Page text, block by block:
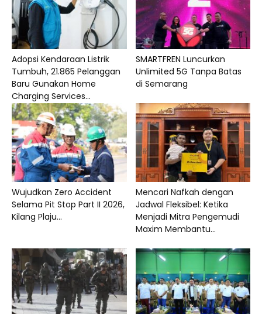
Adopsi Kendaraan Listrik
Tumbuh, 21.865 Pelanggan
Baru Gunakan Home
Charging Services...
SMARTFREN Luncurkan
Unlimited 5G Tanpa Batas
di Semarang
Wujudkan Zero Accident
Selama Pit Stop Part II 2026,
Kilang Plaju...
Mencari Nafkah dengan
Jadwal Fleksibel: Ketika
Menjadi Mitra Pengemudi
Maxim Membantu...